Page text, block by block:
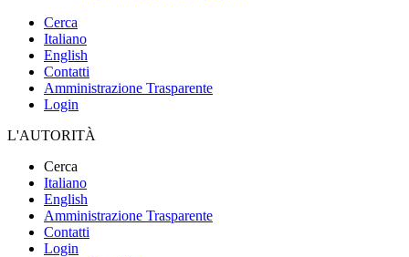
Cerca
Italiano
English
Contatti
Amministrazione Trasparente
Login
L'AUTORITÀ
Cerca
Italiano
English
Amministrazione Trasparente
Contatti
Login